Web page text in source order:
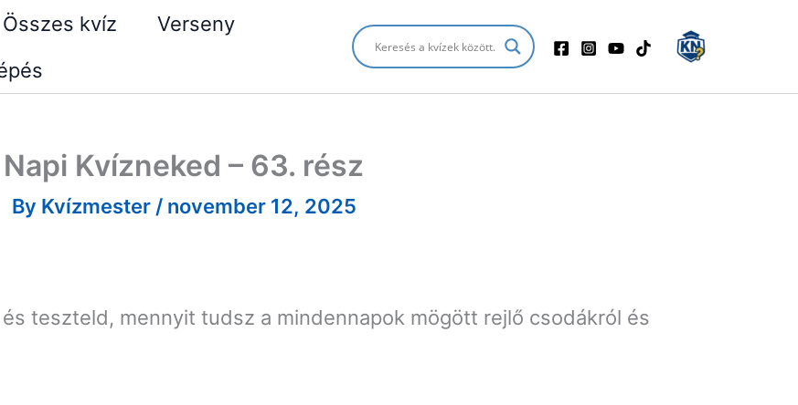
Összes kvíz
Verseny
Napi Kvízneked – 63. rész
By Kvízmester / november 12, 2025
teszteld, mennyit tudsz a mindennapok mögött rejlő csodákról és